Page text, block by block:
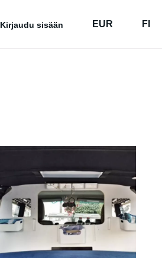
Kirjaudu sisään EUR FI